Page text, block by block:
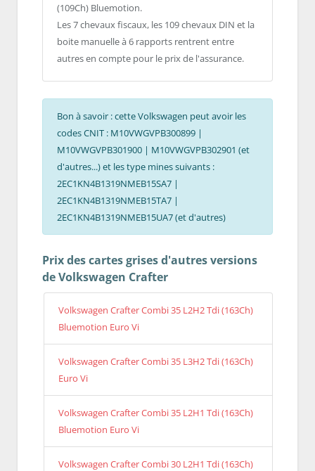
(109Ch) Bluemotion.
Les 7 chevaux fiscaux, les 109 chevaux DIN et la
boite manuelle à 6 rapports rentrent entre
autres en compte pour le prix de l'assurance.
Bon à savoir : cette Volkswagen peut avoir les
codes CNIT : M10VWGVPB300899 |
M10VWGVPB301900 | M10VWGVPB302901 (et
d'autres...) et les type mines suivants :
2EC1KN4B1319NMEB15SA7 |
2EC1KN4B1319NMEB15TA7 |
2EC1KN4B1319NMEB15UA7 (et d'autres)
Prix des cartes grises d'autres versions
de Volkswagen Crafter
Volkswagen Crafter Combi 35 L2H2 Tdi (163Ch)
Bluemotion Euro Vi
Volkswagen Crafter Combi 35 L3H2 Tdi (163Ch)
Euro Vi
Volkswagen Crafter Combi 35 L2H1 Tdi (163Ch)
Bluemotion Euro Vi
Volkswagen Crafter Combi 30 L2H1 Tdi (163Ch)